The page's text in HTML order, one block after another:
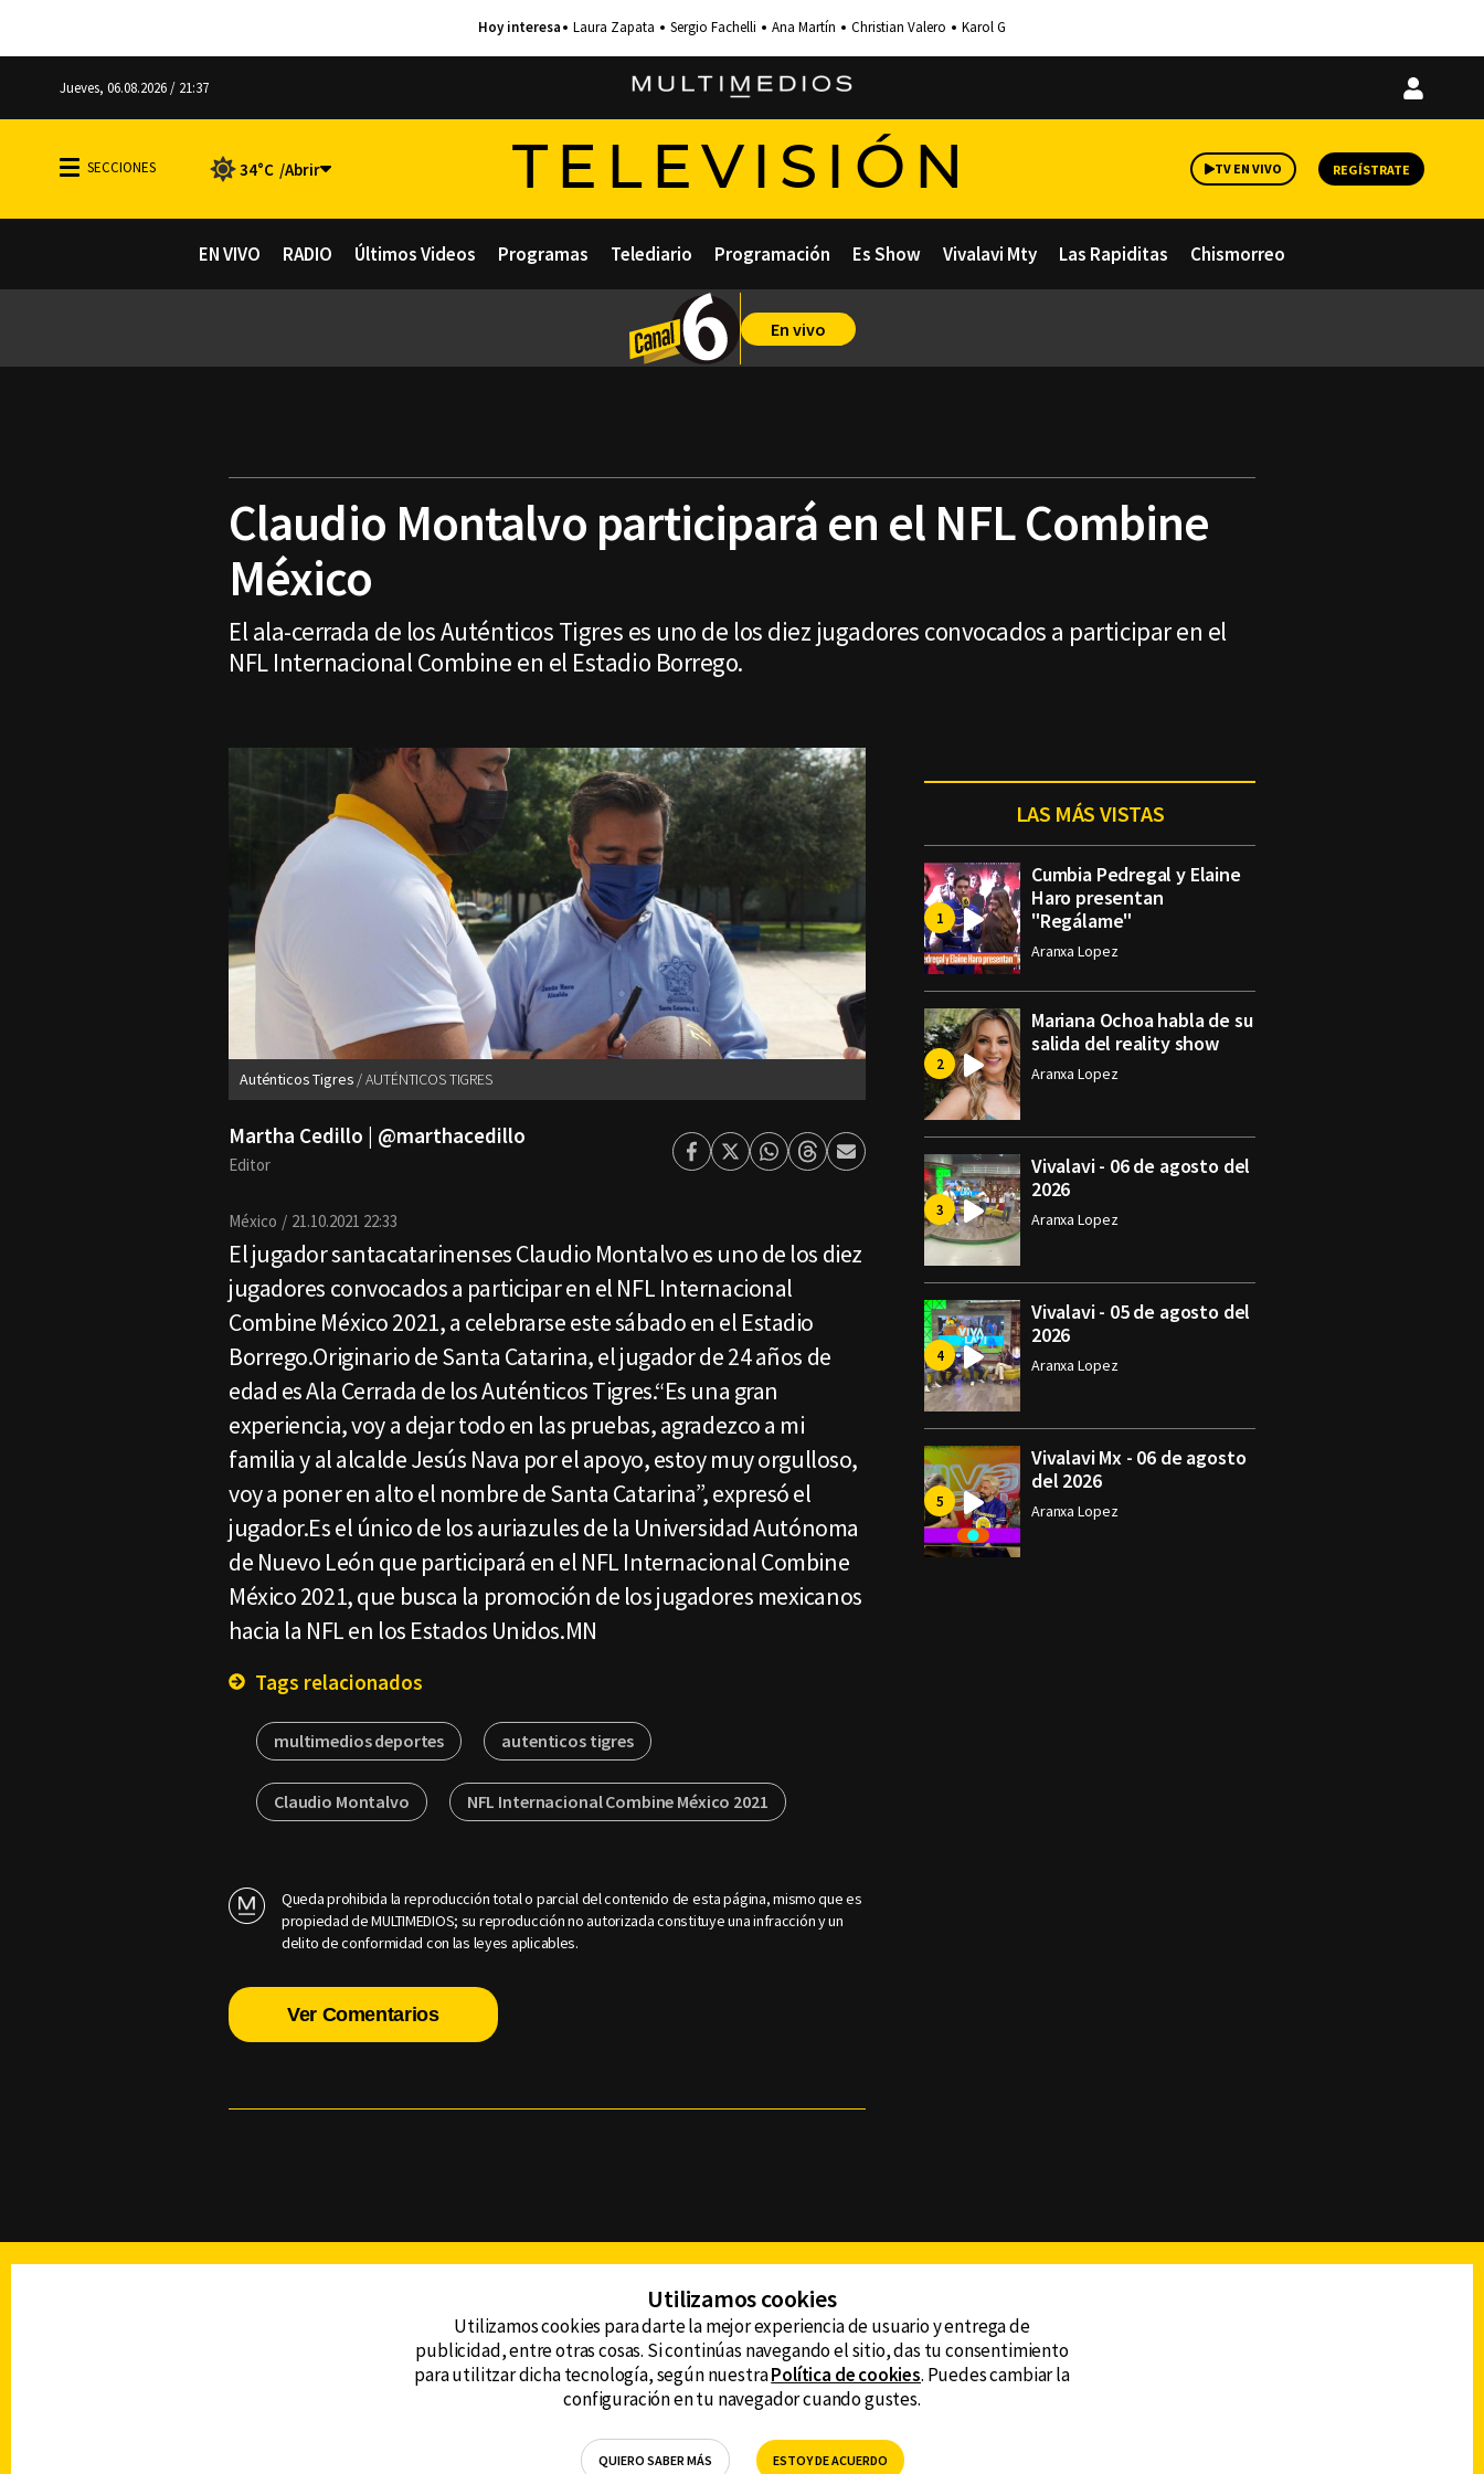
Laura Zapata Sergio Fachelli Ana Martín Christian Valero Karol G
Jueves, 06.08.2026 / 21:37
Iniciar
34°C TELEVISIÓN TV EN VIVO REGÍSTRATE
EN VIVO RADIO Últimos Videos Programas Telediario Programación Es Show Vivalavi Mty Las Rapiditas Chismorreo
En vivo
Claudio Montalvo participará en el NFL Combine
México
El ala-cerrada de los Auténticos Tigres es uno de los diez jugadores convocados a participar en el
NFL Internacional Combine en el Estadio Borrego.
Auténticos Tigres AUTÉNTICOS TIGRES
Martha Cedillo | @marthacedillo
Editor Facebook
TwitterWhatsapp
ThreadsEnviar
México 21.10.2021 22:33
El jugador santacatarinenses Claudio Montalvo es uno de los diez
jugadores convocados a participar en el NFL Internacional
Combine México 2021, a celebrarse este sábado en el Estadio
Borrego.Originario de Santa Catarina, el jugador de 24 años de
edad es Ala Cerrada de los Auténticos Tigres.“Es una gran
experiencia, voy a dejar todo en las pruebas, agradezco a mi
familia y al alcalde Jesús Nava por el apoyo, estoy muy orgulloso,
voy a poner en alto el nombre de Santa Catarina”, expresó el
jugador.Es el único de los auriazules de la Universidad Autónoma
de Nuevo León que participará en el NFL Internacional Combine
México 2021, que busca la promoción de los jugadores mexicanos
hacia la NFL en los Estados Unidos.MN
Tags relacionados
multimedios deportes autenticos tigres
Claudio Montalvo NFL Internacional Combine México 2021
Queda prohibida la reproducción total o parcial del contenido de esta página, mismo que es
propiedad de MULTIMEDIOS; su reproducción no autorizada constituye una infracción y un
delito de conformidad con las leyes aplicables.
Ver Comentarios
LAS MÁS VISTAS
Cumbia Pedregal y Elaine
Haro presentan
"Regálame"
Aranxa Lopez
Mariana Ochoa habla de su
salida del reality show
Aranxa Lopez
Vivalavi - 06 de agosto del
2026
Aranxa Lopez
Vivalavi - 05 de agosto del
2026
Aranxa Lopez
Vivalavi Mx - 06 de agosto
del 2026
Aranxa Lopez
DERECHOS RESERVADOS © CANAL 6 2026
Prohibida la reproducción total o parcial, incluyendo
CONTACTO
AVISO DE PRIVACIDAD
AVISO LEGAL
DEFENSORÍA DE LAS AUDIENCIAS
Utilizamos cookies
Utilizamos cookies para darte la mejor experiencia de usuario y entrega de
publicidad, entre otras cosas. Si continúas navegando el sitio, das tu consentimiento
para utilitzar dicha tecnología, según nuestraPolítica de cookies. Puedes cambiar la
configuración en tu navegador cuando gustes.
QUIERO SABER MÁS ESTOY DE ACUERDO